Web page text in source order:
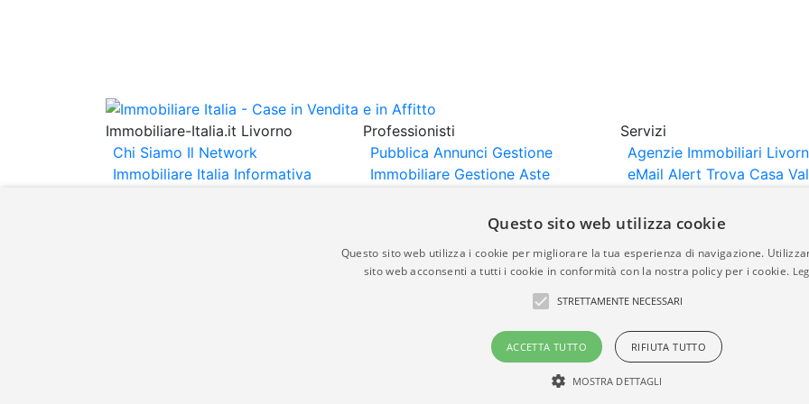
Immobiliare-Italia.it Livorno
Chi Siamo Il Network
Immobiliare Italia Informativa
Professionisti
Pubblica Annunci Gestione
Immobiliare Gestione Aste
Importazione
Servizi
Agenzie Immobiliari
eMail Alert Trova Casa
Gli annunci immobiliari presenti su immobiliare-italia.it vengono pubblicati da agenzie immobiliari e
italia.it quindi non è responsabile della veridicità, della correttezza, della completezza, della
Questo sito web utilizza cookie
Questo sito web utilizza i cookie per migliorare la tua esperienza di navigazione.
sito web acconsenti a tutti i cookie in conformità con la nostra policy per i cookie.
STRETTAMENTE NECESSARI
ACCETTA TUTTO RIFIUTA TUTTO
MOSTRA DETTAGLI